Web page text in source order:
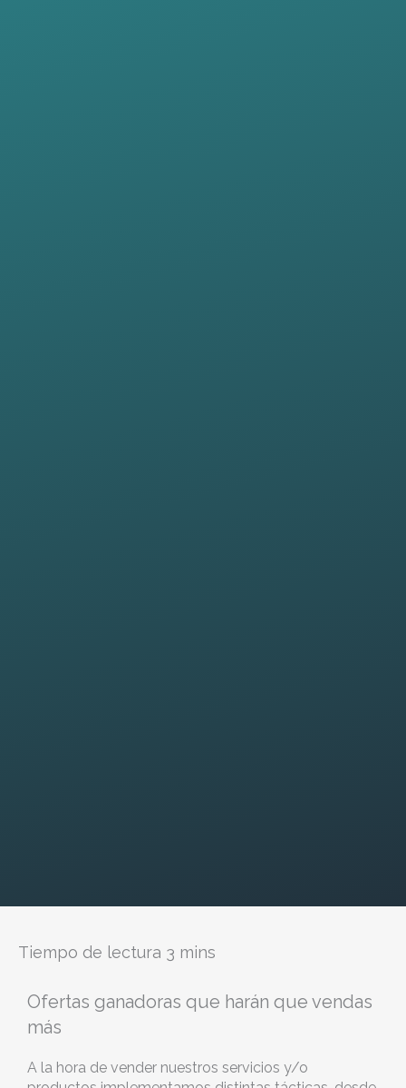
Ofertas ganadoras que harán que vendas
más
A la hora de vender nuestros servicios y/o